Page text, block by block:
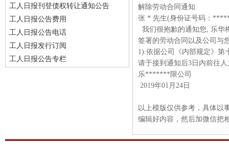
工人日报刊登债权转让通知公告
工人日报公告费用
工人日报公告电话
工人日报发行订阅
工人日报公告专栏
解除劳动合同通知
张 * 先生(身份证号码：
我们很抱歉的通知您, 乐华
签署的劳动合同以及公司与
1).依据公司《内部规定》第
请于接到通知后3日内前往
乐*******限公司
2019年01月24日
以上模版仅供参考，具体以
编辑好内容，然后加微信把